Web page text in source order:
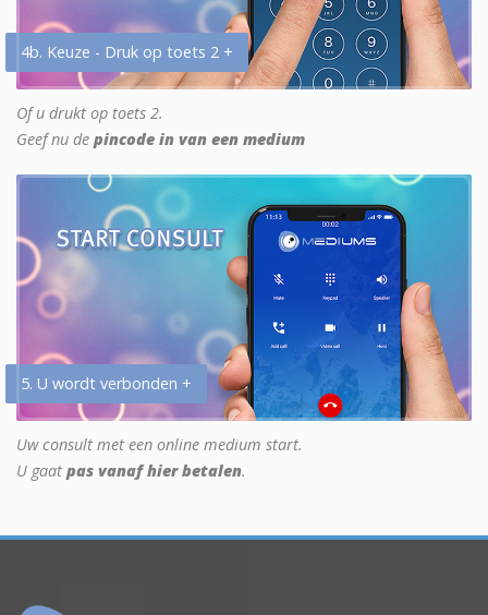
4b. Keuze - Druk op toets 2 +
Of u drukt op toets 2.
Geef nu de pincode in van een medium
5. U wordt verbonden +
Uw consult met een online medium start.
U gaat pas vanaf hier betalen.